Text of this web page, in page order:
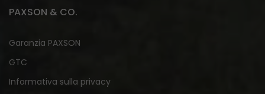
PAXSON & CO.
Garanzia PAXSON
GTC
Informativa sulla privacy